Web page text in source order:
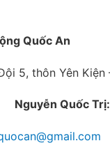
Quốc An
5, thôn Yên Kiện
: Nguyễn Quốc